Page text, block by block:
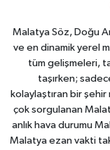
Malatya Söz, Doğu
ve en dinamik yerel
tüm gelişmeleri,
taşırken;
kolaylaştıran bir
çok sorgulanan
anlık hava durumu
Malatya ezan vakti